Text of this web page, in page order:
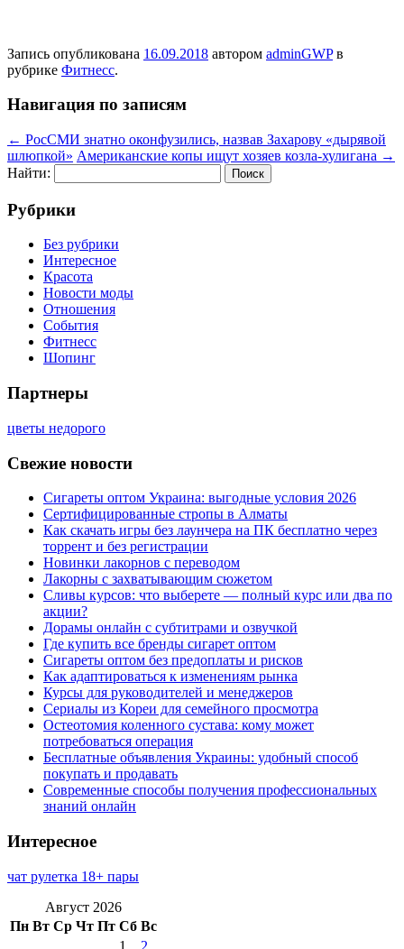
Запись опубликована 16.09.2018 автором adminGWPв
рубрике Фитнесс.
Навигация по записям
← РосСМИ знатно оконфузились, назвав Захарову «дырявой
шлюпкой» Американские копы ищут хозяев козла-хулигана →
Найти:
Рубрики
Без рубрики
Интересное
Красота
Новости моды
Отношения
События
Фитнесс
Шопинг
Партнеры
цветы недорого
Свежие новости
Сигареты оптом Украина: выгодные условия 2026
Сертифицированные стропы в Алматы
Как скачать игры без лаунчера на ПК бесплатно через
торрент и без регистрации
Новинки лакорнов с переводом
Лакорны с захватывающим сюжетом
Сливы курсов: что выберете — полный курс или два по
акции?
Дорамы онлайн с субтитрами и озвучкой
Где купить все бренды сигарет оптом
Сигареты оптом без предоплаты и рисков
Как адаптироваться к изменениям рынка
Курсы для руководителей и менеджеров
Сериалы из Кореи для семейного просмотра
Остеотомия коленного сустава: кому может
потребоваться операция
Бесплатные объявления Украины: удобный способ
покупать и продавать
Современные способы получения профессиональных
знаний онлайн
Интересное
чат рулетка 18+ пары
Август 2026
Пн Вт Ср Чт Пт Сб Вс
1
2